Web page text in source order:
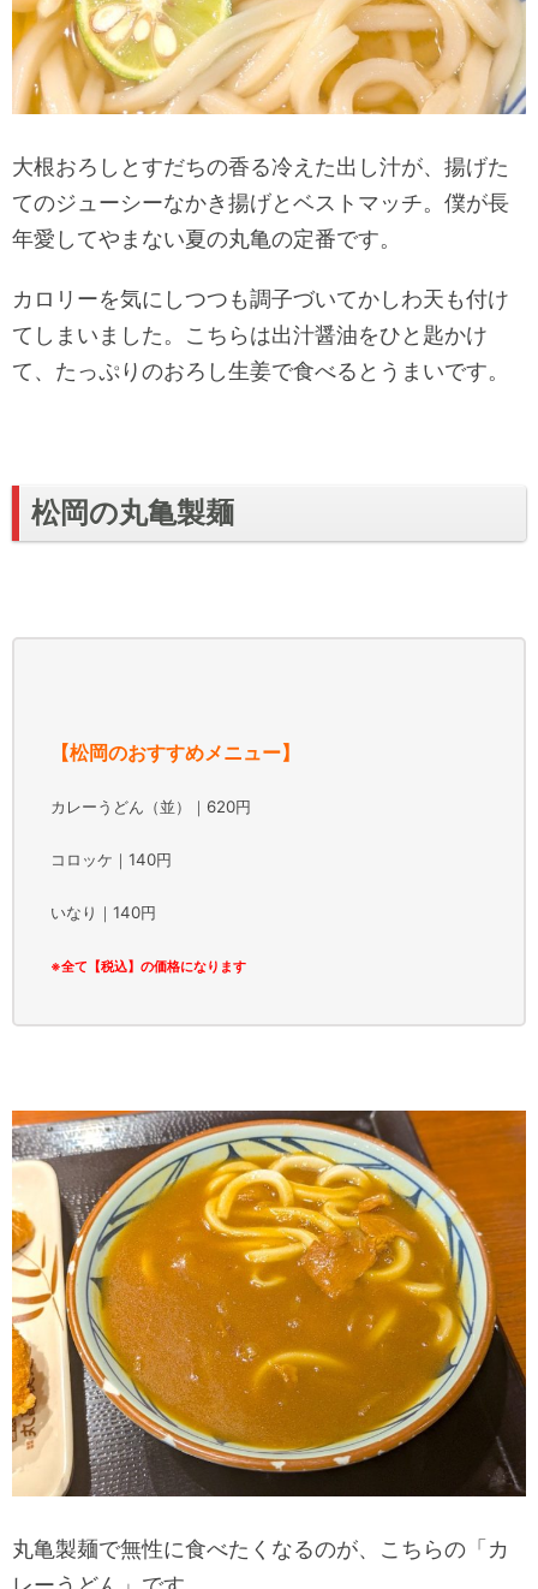
大根おろしとすだちの香る冷えた出し汁が、揚げた
てのジューシーなかき揚げとベストマッチ。僕が長
年愛してやまない夏の丸亀の定番です。
カロリーを気にしつつも調子づいてかしわ天も付け
てしまいました。こちらは出汁醤油をひと匙かけ
て、たっぷりのおろし生姜で食べるとうまいです。
松岡の丸亀製麺
【松岡のおすすめメニュー】
カレーうどん（並）｜620円
コロッケ｜140円
いなり｜140円
※全て【税込】の価格になります
丸亀製麺で無性に食べたくなるのが、こちらの「カ